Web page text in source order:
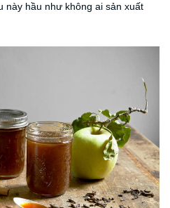
hầu như không ai sản xuất